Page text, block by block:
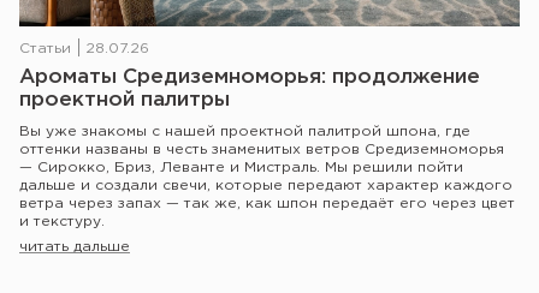
Статьи 28.07.26
Ароматы Средиземноморья: продолжение
проектной палитры
Вы уже знакомы с нашей проектной палитрой шпона, где
оттенки названы в честь знаменитых ветров Средиземноморья
— Сирокко, Бриз, Леванте и Мистраль. Мы решили пойти
дальше и создали свечи, которые передают характер каждого
ветра через запах — так же, как шпон передаёт его через цвет
и текстуру.
читать дальше